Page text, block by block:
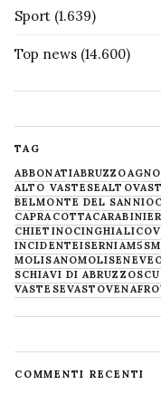
Sport (1.639)
Top news (14.600)
TAG
ABBONATIABRUZZO
ALTO VASTESE
BELMONTE DEL SANNIO
CAPRACOTTA
CHIETINOCINGHIALI
INCIDENTEISERNIAM5S
MOLISANOMOLISENEVE
SCHIAVI DI ABRUZZO
VASTESEVASTOVENAFRO
COMMENTI RECENTI